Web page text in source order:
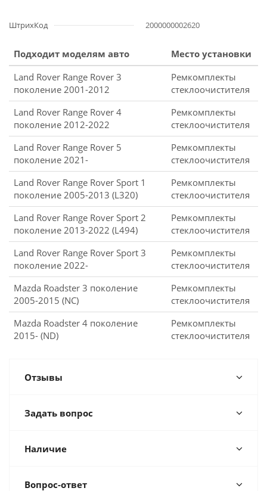
ШтрихКод 2000000002620
Подходит моделям авто
Место установки
Land Rover Range Rover 3
поколение 2001-2012
Ремкомплекты
стеклоочистителя
Land Rover Range Rover 4
поколение 2012-2022
Ремкомплекты
стеклоочистителя
Land Rover Range Rover 5
поколение 2021-
Ремкомплекты
стеклоочистителя
Land Rover Range Rover Sport 1
поколение 2005-2013 (L320)
Ремкомплекты
стеклоочистителя
Land Rover Range Rover Sport 2
поколение 2013-2022 (L494)
Ремкомплекты
стеклоочистителя
Land Rover Range Rover Sport 3
поколение 2022-
Ремкомплекты
стеклоочистителя
Mazda Roadster 3 поколение
2005-2015 (NC)
Ремкомплекты
стеклоочистителя
Mazda Roadster 4 поколение
2015- (ND)
Ремкомплекты
стеклоочистителя
Отзывы
Задать вопрос
Наличие
Вопрос-ответ